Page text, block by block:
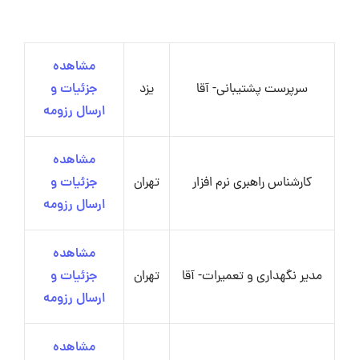
سرپرست پشتیبانی- آقا یزد
مشاهده
جزئیات و
ارسال رزومه
کارشناس راهبری نرم افزار تهران
مشاهده
جزئیات و
ارسال رزومه
مدیر نگهداری و تعمیرات- آقا تهران
مشاهده
جزئیات و
ارسال رزومه
مشاهده